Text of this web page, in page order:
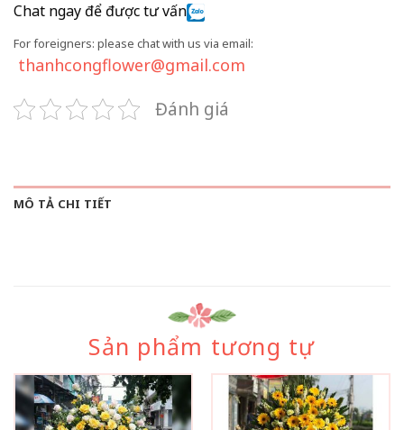
Chat ngay để được tư vấn
For foreigners: please chat with us via email:
thanhcongflower@gmail.com
Đánh giá
MÔ TẢ CHI TIẾT
Sản phẩm tương tự